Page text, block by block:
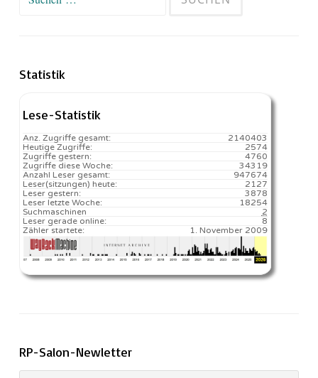
Statistik
Lese-Statistik
2140403
Anz. Zugriffe gesamt:
2574
Heutige Zugriffe:
4760
Zugriffe gestern:
34319
Zugriffe diese Woche:
947674
Anzahl Leser gesamt:
2127️
Leser(sitzungen) heute:
3878
Leser gestern:
18254️
Leser letzte Woche:
2
Suchmaschinen
8
Leser gerade online:
1. November 2009
Zähler startete:
RP-Salon-Newletter